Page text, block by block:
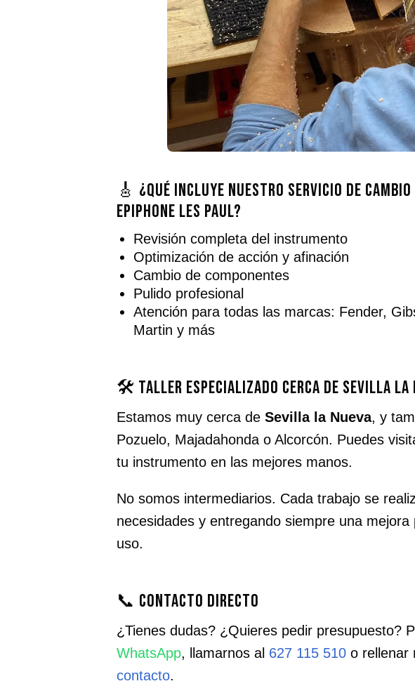
🎸 ¿Qué incluye nuestro servicio de
Epiphone Les Paul?
Revisión completa del instrumento
Optimización de acción y afinación
Cambio de componentes
Pulido profesional
Atención para todas las marcas: Fender,
Martin y más
🛠️ Taller especializado cerca de Sevilla la
Estamos muy cerca deSevilla la Nueva, y
Pozuelo, Majadahonda o Alcorcón. Puedes
tu instrumento en las mejores manos.
No somos intermediarios. Cada trabajo se
necesidades y entregando siempre una
uso.
📞 Contacto directo
¿Tienes dudas? ¿Quieres pedir presupuesto?
WhatsApp, llamarnos al 627 115 510 o
contacto.